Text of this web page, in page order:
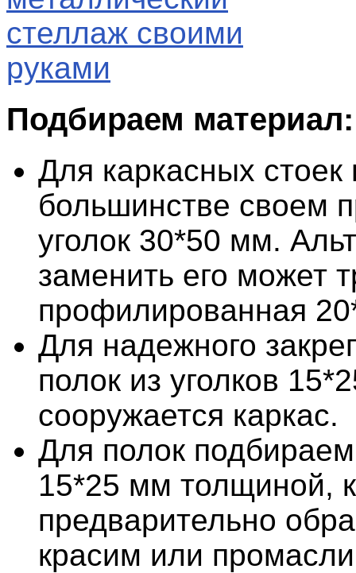
Подбираем материал:
Для каркасных стоек
большинстве своем
уголок 30*50 мм.
заменить его может
профилированная
Для надежного
полок из уголков
сооружается каркас.
Для полок
15*25 мм толщиной,
предварительно
красим или